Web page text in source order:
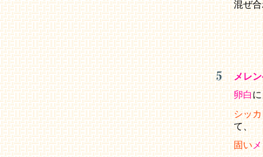
混ぜ
メレ
卵白
シッ
て、
固い